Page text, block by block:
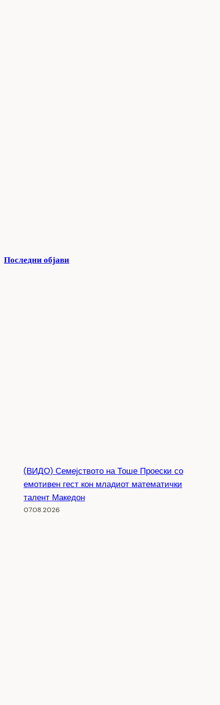
Последни објави
(ВИДО) Семејството на Тоше Проески со
емотивен гест кон младиот математички
талент Македон
07.08.2026